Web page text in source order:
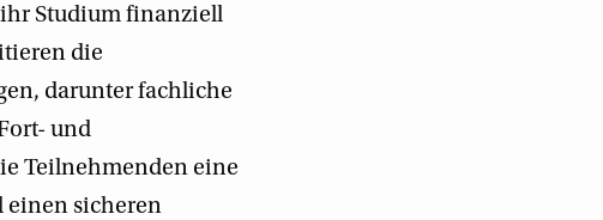
Studium finanziell
die
darunter fachliche
und
Teilnehmenden eine
einen sicheren